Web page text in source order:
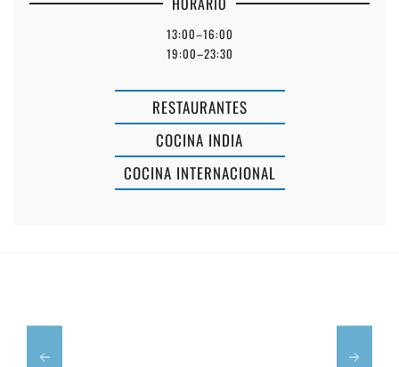
13:00–16:00
19:00–23:30
RESTAURANTES
COCINA INDIA
COCINA INTERNACIONAL
BURGER
HAMBURGUESERÍA